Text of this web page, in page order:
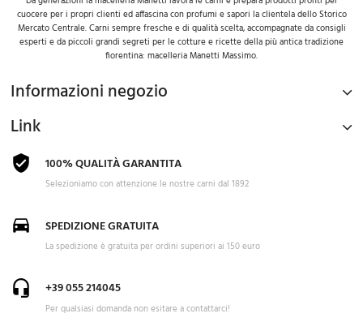
cuocere per i propri clienti ed affascina con profumi e sapori la clientela dello Storico
Mercato Centrale. Carni sempre fresche e di qualità scelta, accompagnate da consigli
esperti e da piccoli grandi segreti per le cotture e ricette della più antica tradizione
fiorentina: macelleria Manetti Massimo.
Informazioni negozio
Link
100% QUALITÀ GARANTITA
Selezioniamo con attenzione le nostre carni dal 1892
SPEDIZIONE GRATUITA
La spedizione è gratuita per ordini superiori ai 150 euro
+39 055 214045
Per qualsiasi domanda non esitare a contattarci!